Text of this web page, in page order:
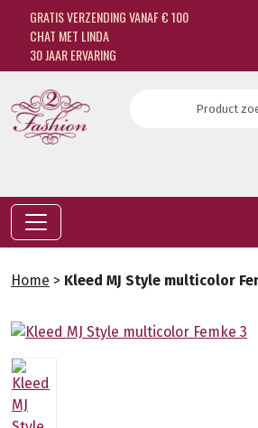
GRATIS VERZENDING VANAF € 100
CHAT MET LINDA
30 JAAR ERVARING
Home > Kleed MJ Style multicolor